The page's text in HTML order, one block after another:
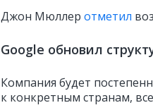
Джон Мюллер отметил
Google обновил
Компания будет
к конкретным странам,